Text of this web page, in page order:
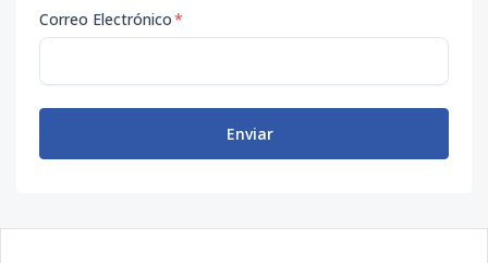
Correo Electrónico*
Enviar